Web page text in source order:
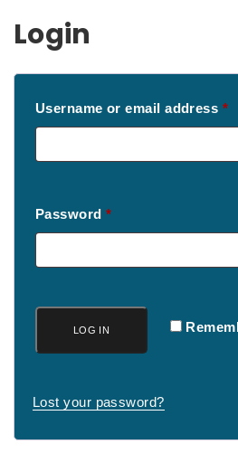
Login
Username or email address *
Password*Required
LOG IN
Lost your password?